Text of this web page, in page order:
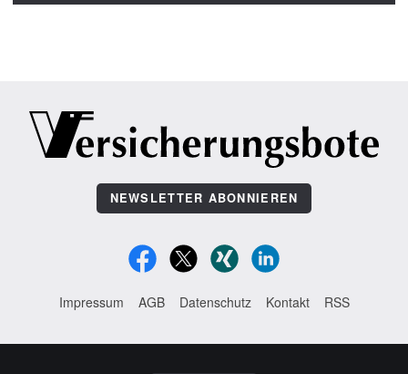
NEWSLETTER ABONNIEREN
Impressum AGB Datenschutz Kontakt RSS